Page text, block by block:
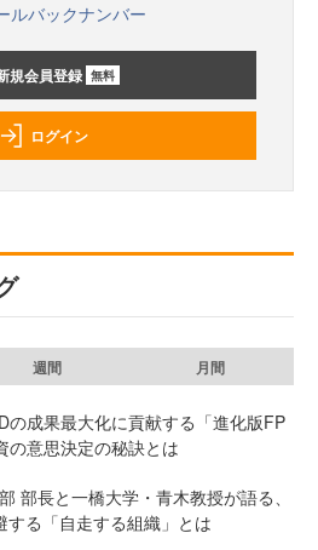
ルバックナンバー
規会員登録 無料
ログイン
週間 月間
の成果最大化に貢献する「進化版FP
の意思決定の秘訣とは
部長と一橋大学・青木教授が語る、
する「自走する組織」とは